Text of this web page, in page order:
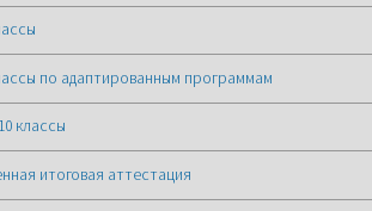
по адаптированным программам
классы
итоговая аттестация